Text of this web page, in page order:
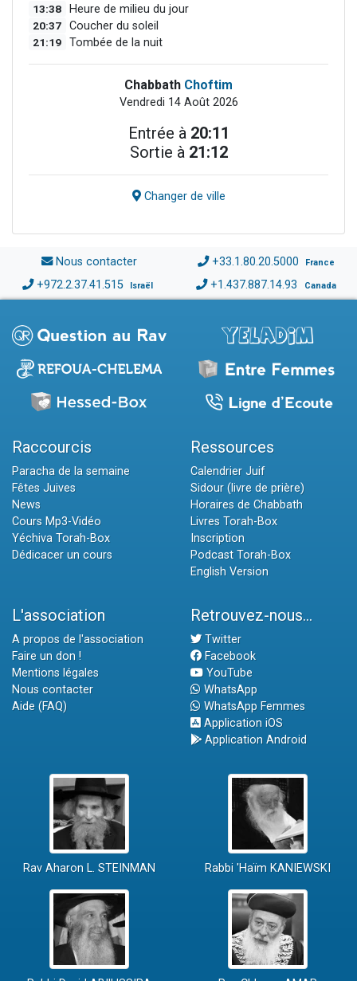
13:38 Heure de milieu du jour
20:37 Coucher du soleil
21:19 Tombée de la nuit
Chabbath Choftim
Vendredi 14 Août 2026
Entrée à 20:11
Sortie à 21:12
Changer de ville
Nous contacter +33.1.80.20.5000 France
+972.2.37.41.515 Israël +1.437.887.14.93 Canada
Raccourcis
Paracha de la semaine
Fêtes Juives
News
Cours Mp3-Vidéo
Yéchiva Torah-Box
Dédicacer un cours
Ressources
Calendrier Juif
Sidour (livre de prière)
Horaires de Chabbath
Livres Torah-Box
Inscription
Podcast Torah-Box
English Version
L'association
A propos de l'association
Faire un don !
Mentions légales
Nous contacter
Aide (FAQ)
Retrouvez-nous...
Twitter
Facebook
YouTube
WhatsApp
WhatsApp Femmes
Application iOS
Application Android
Rav Aharon L. STEINMAN Rabbi 'Haïm KANIEWSKI